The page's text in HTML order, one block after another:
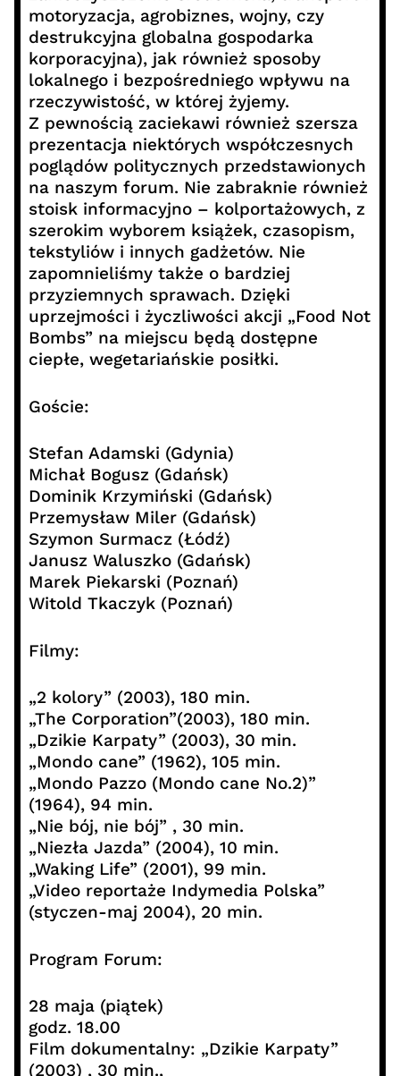
motoryzacja, agrobiznes, wojny, czy
destrukcyjna globalna gospodarka
korporacyjna), jak również sposoby
lokalnego i bezpośredniego wpływu na
rzeczywistość, w której żyjemy.
Z pewnością zaciekawi również szersza
prezentacja niektórych współczesnych
poglądów politycznych przedstawionych
na naszym forum. Nie zabraknie również
stoisk informacyjno – kolportażowych, z
szerokim wyborem książek, czasopism,
tekstyliów i innych gadżetów. Nie
zapomnieliśmy także o bardziej
przyziemnych sprawach. Dzięki
uprzejmości i życzliwości akcji „Food Not
Bombs” na miejscu będą dostępne
ciepłe, wegetariańskie posiłki.
Goście:
Stefan Adamski (Gdynia)
Michał Bogusz (Gdańsk)
Dominik Krzymiński (Gdańsk)
Przemysław Miler (Gdańsk)
Szymon Surmacz (Łódź)
Janusz Waluszko (Gdańsk)
Marek Piekarski (Poznań)
Witold Tkaczyk (Poznań)
Filmy:
„2 kolory” (2003), 180 min.
„The Corporation”(2003), 180 min.
„Dzikie Karpaty” (2003), 30 min.
„Mondo cane” (1962), 105 min.
„Mondo Pazzo (Mondo cane No.2)”
(1964), 94 min.
„Nie bój, nie bój” , 30 min.
„Niezła Jazda” (2004), 10 min.
„Waking Life” (2001), 99 min.
„Video reportaże Indymedia Polska”
(styczen-maj 2004), 20 min.
Program Forum:
28 maja (piątek)
godz. 18.00
Film dokumentalny: „Dzikie Karpaty”
(2003) , 30 min.,